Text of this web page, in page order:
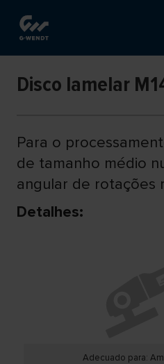
Disco lamelar
Para o
de tamanho médio
angular de rotações
Detalhes:
Adecuado para: